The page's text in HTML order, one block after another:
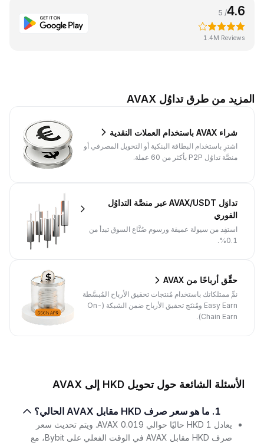
4.6
/ 5
1.4M Reviews
المزيد من طرق تداوُل AVAX
شراء AVAX باستخدام العملات النقدية
اشترِ باستخدام البطاقة البنكية أو التحويل المصرفي أو
منصَّة تداوُل P2P بأكثر من 60 عملة.
تداوَل AVAX/USDT عبر منصَّة التداوُل
الفوري
استفِد من سيولة عميقة ورسوم صُنَّاع السوق تبدأ من
0.1%.
حقِّق أرباحًا من AVAX
نمِّ ممتلكاتك باستخدام مُنتجات تحقيق الأرباح المُبسَّطة
Easy Earn ومُنتَج تحقيق الأرباح ضمن الشبكة (On-
Chain Earn).
الأسئلة الشائعة حول تحويل HKD إلى AVAX
1. ما هو سعر صرف HKD مقابل AVAX الحالي؟
يعادل 1 HKD حاليًا حوالي 0.019 AVAX. ويتم تحديث سعر
صرف HKD مقابل AVAX في الوقت الفعلي على Bybit، مع